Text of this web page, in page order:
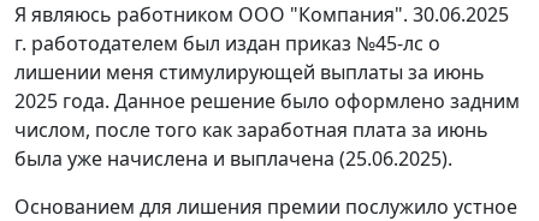
Я являюсь работником ООО "Компания". 30.06.2025
г. работодателем был издан приказ №45-лс о
лишении меня стимулирующей выплаты за июнь
2025 года. Данное решение было оформлено задним
числом, после того как заработная плата за июнь
была уже начислена и выплачена (25.06.2025).
Основанием для лишения премии послужило устное